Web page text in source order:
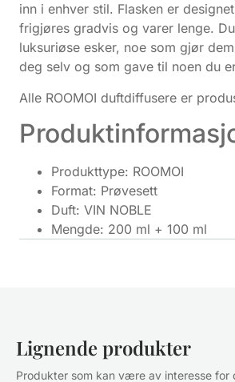
inn i enhver stil. Flasken er
frigjøres gradvis og varer lenge.
luksuriøse esker, noe som gjør
deg selv og som gave til noen du
Alle ROOMOI duftdiffusere er
Produkttype: ROOMOI
Format: Prøvesett
Duft: VIN NOBLE
Mengde: 200 ml + 100 ml
Lignende produkter
Produkter som kan være av interesse for